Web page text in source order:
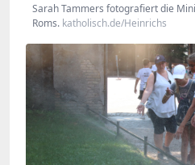
Sarah Tammers fotografiert die
Roms. katholisch.de/Heinrichs